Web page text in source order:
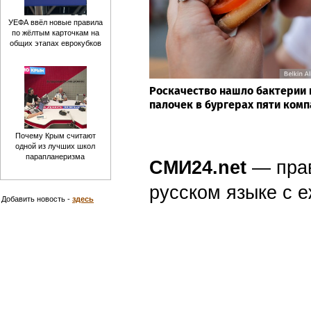
Роскачество нашло
палочек в бургерах пяти
СМИ24.net —
русском языке с
УЕФА ввёл новые правила
по жёлтым карточкам на
общих этапах еврокубков
Почему Крым считают
одной из лучших школ
парапланеризма
Добавить новость - здесь